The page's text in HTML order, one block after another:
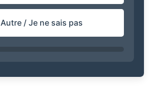
Autre / Je ne sais pas